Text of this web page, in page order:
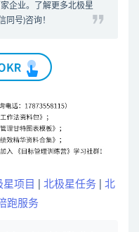
企业。了解更多北极星
同号)咨询！
星项目 北极星任务
北
跑服务